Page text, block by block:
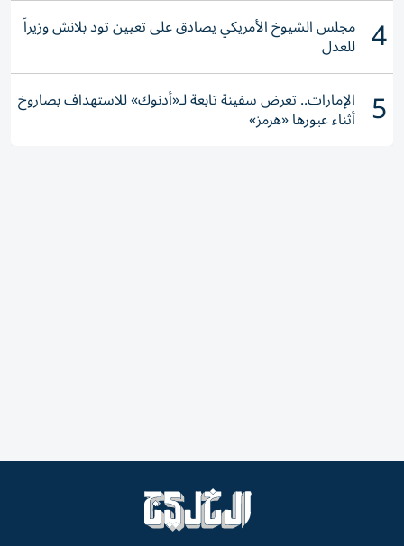
4 مجلس الشيوخ الأمريكي يصادق على تعيين تود بلانش وزيراً
للعدل
5 الإمارات.. تعرض سفينة تابعة لـ«أدنوك» للاستهداف بصاروخ
أثناء عبورها «هرمز»